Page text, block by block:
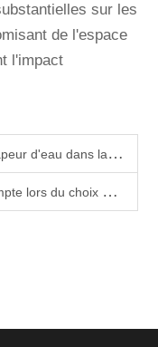
sur les
de l'espace
l'impact
conception hôtelière intelligente
mural pour un usage commercial ?